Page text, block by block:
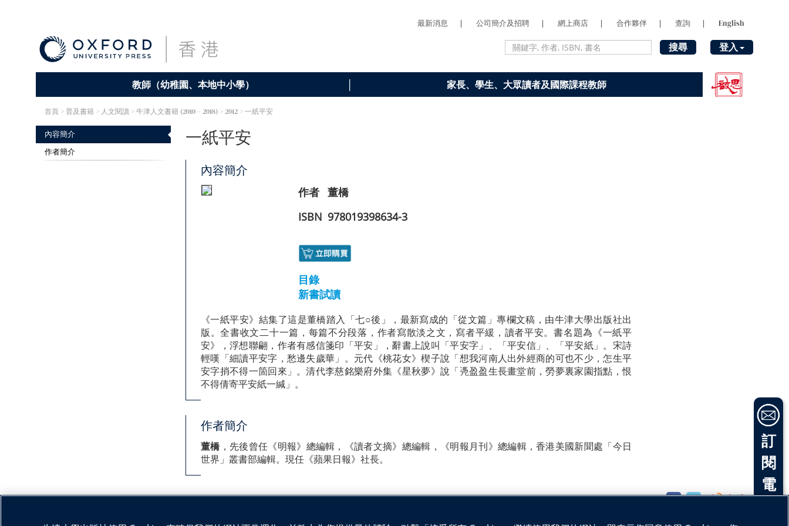
最新消息 | 公司簡介及招聘 | 網上商店 | 合作夥伴 | 查詢 | English
搜尋 登入
教師（幼稚園、本地中小學） 家長、學生、大眾讀者及國際課程教師
首頁 > 普及書籍 > 人文閱讀 >牛津人文書籍 (2010 – 2018) > 2012 > 一紙平安
內容簡介
作者簡介
一紙平安
內容簡介
作者 董橋
ISBN 978019398634-3
目錄
新書試讀
《一紙平安》結集了這是董橋踏入「七○後」，最新寫成的「從文篇」專欄文稿，由牛津大學出版社出
版。全書收文二十一篇，每篇不分段落，作者寫散淡之文，寫者平緩，讀者平安。書名題為《一紙平
安》，浮想聯翩，作者有感信箋印「平安」，辭書上說叫「平安字」、「平安信」、「平安紙」。宋詩
輕嘆「細讀平安字，愁邊失歲華」。元代《桃花女》楔子說「想我河南人出外經商的可也不少，怎生平
安字捎不得一箇回來」。清代李慈銘樂府外集《星秋夢》說「凴盈盈生長畫堂前，勞夢裏家園指點，恨
不得倩寄平安紙一緘」。
作者簡介
董橋，先後曾任《明報》總編輯，《讀者文摘》總編輯，《明報月刊》總編輯，香港美國新聞處「今日
世界」叢書部編輯。現任《蘋果日報》社長。
分享：
訂
閱
電